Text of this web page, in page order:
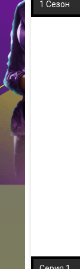
1 Сезон